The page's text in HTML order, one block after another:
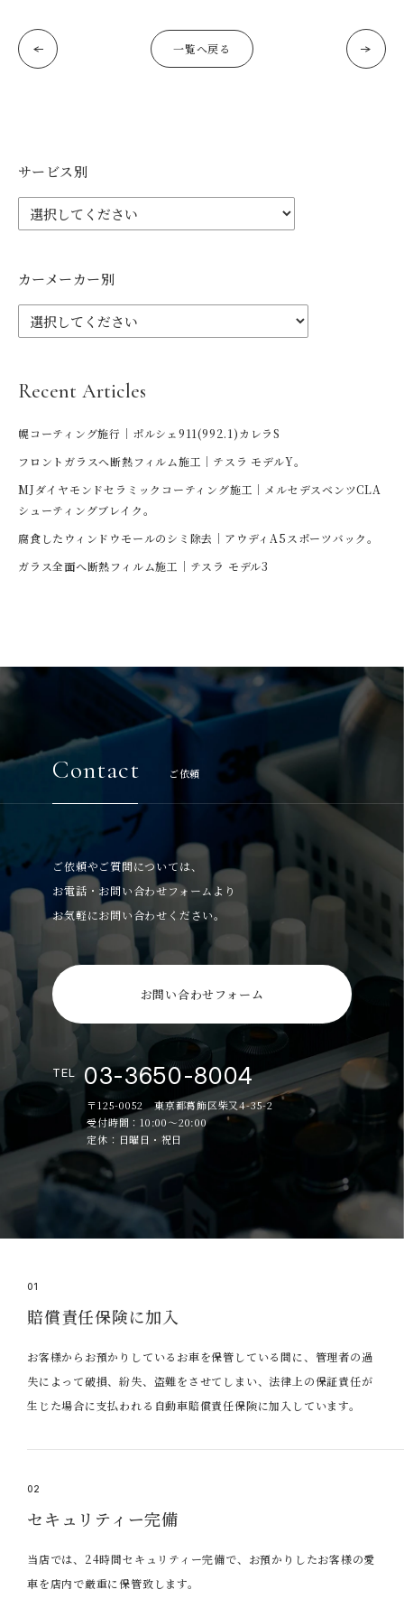
一覧へ戻る
サービス別
カーメーカー別
Recent Articles
幌コーティング施行｜ポルシェ911(992.1)カレラS
フロントガラスへ断熱フィルム施工｜テスラ モデルY。
MJダイヤモンドセラミックコーティング施工｜メルセデスベンツCLA
シューティングブレイク。
腐食したウィンドウモールのシミ除去｜アウディA5スポーツバック。
ガラス全面へ断熱フィルム施工｜テスラ モデル3
Contact ご依頼
ご依頼やご質問については、
お電話・お問い合わせフォームより
お気軽にお問い合わせください。
お問い合わせフォーム
TEL 03-3650-8004
〒125-0052 東京都葛飾区柴又4-35-2
受付時間：10:00～20:00
定休：日曜日・祝日
01
賠償責任保険に加入
お客様からお預かりしているお車を保管している間に、管理者の過
失によって破損、紛失、盗難をさせてしまい、法律上の保証責任が
生じた場合に支払われる自動車賠償責任保険に加入しています。
02
セキュリティー完備
当店では、24時間セキュリティー完備で、お預かりしたお客様の愛
車を店内で厳重に保管致します。